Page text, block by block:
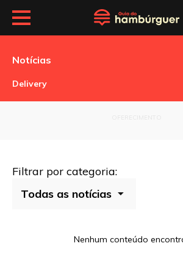
Notícias
Delivery
Filtrar por categoria:
Nenhum conteúdo